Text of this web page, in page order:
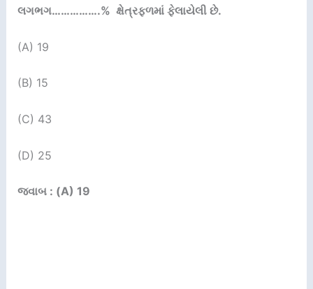
લગભગ…………….% ક્ષેત્રફ્ળમાં ફેલાયેલી છે.
(A) 19
(B) 15
(C) 43
(D) 25
જવાબ : (A) 19